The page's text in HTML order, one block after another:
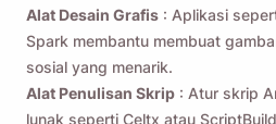
Alat Desain Grafis : Aplikasi
Spark membantu membuat
sosial yang menarik.
Alat Penulisan Skrip : Atur skrip
lunak seperti Celtx atau